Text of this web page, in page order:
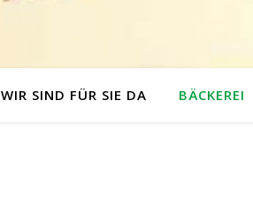
WIR SIND FÜR SIE DA BÄCKEREI